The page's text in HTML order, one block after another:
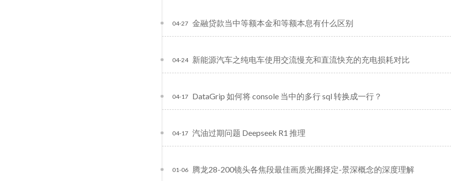
金融贷款当中等额本金和等额本息有什么区别
04-27
新能源汽车之纯电车使用交流慢充和直流快充的充电损耗对比
04-24
DataGrip 如何将 console 当中的多行 sql 转换成一行？
04-17
汽油过期问题 Deepseek R1 推理
04-17
腾龙28-200镜头各焦段最佳画质光圈择定-景深概念的深度理解
01-06